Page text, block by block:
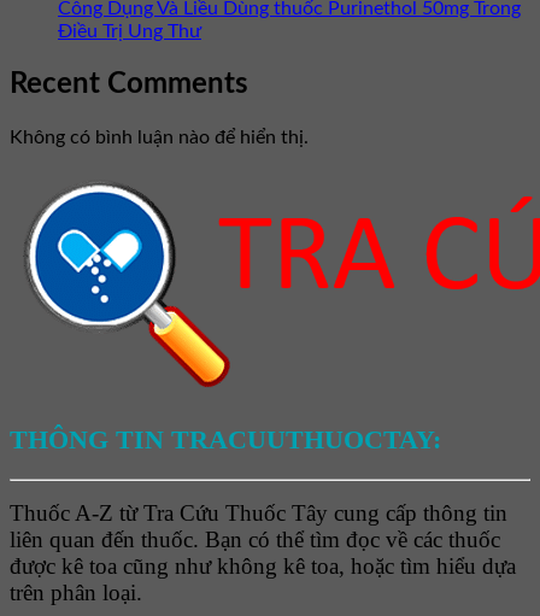
Công Dụng Và Liều Dùng thuốc Purinethol 50mg Trong
Điều Trị Ung Thư
Recent Comments
Không có bình luận nào để hiển thị.
THÔNG TIN TRACUUTHUOCTAY:
Thuốc A-Z từ Tra Cứu Thuốc Tây cung cấp thông tin
liên quan đến thuốc. Bạn có thể tìm đọc về các thuốc
được kê toa cũng như không kê toa, hoặc tìm hiểu dựa
trên phân loại.